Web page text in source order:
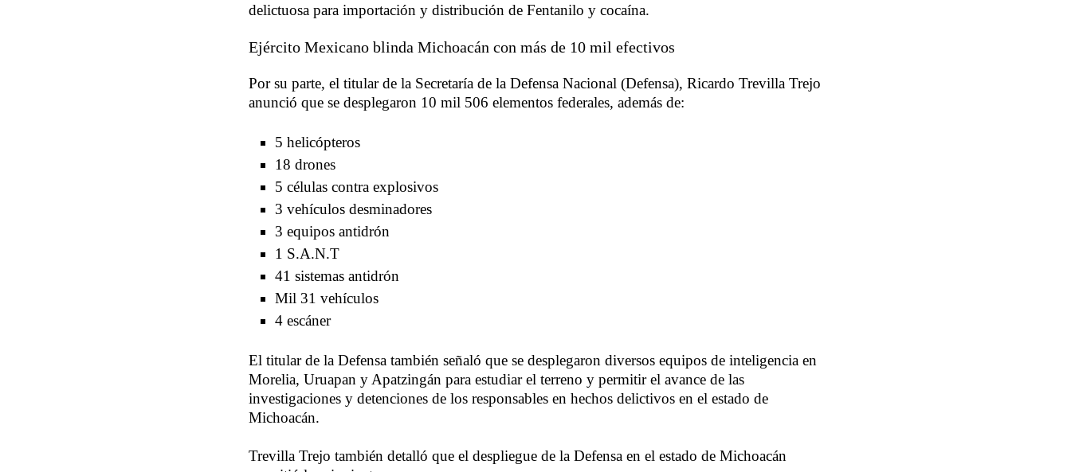
delictuosa para importación y distribución de Fentanilo y cocaína.
Ejército Mexicano blinda Michoacán con más de 10 mil efectivos
Por su parte, el titular de la Secretaría de la Defensa Nacional (Defensa), Ricardo Trevilla Trejo
anunció que se desplegaron 10 mil 506 elementos federales, además de:
5 helicópteros
18 drones
5 células contra explosivos
3 vehículos desminadores
3 equipos antidrón
1 S.A.N.T
41 sistemas antidrón
Mil 31 vehículos
4 escáner
El titular de la Defensa también señaló que se desplegaron diversos equipos de inteligencia en
Morelia, Uruapan y Apatzingán para estudiar el terreno y permitir el avance de las
investigaciones y detenciones de los responsables en hechos delictivos en el estado de
Michoacán.
Trevilla Trejo también detalló que el despliegue de la Defensa en el estado de Michoacán